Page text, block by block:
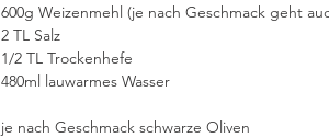
600g Weizenmehl (je nach Geschmack geht
2 TL Salz
1/2 TL Trockenhefe
480ml lauwarmes Wasser
je nach Geschmack schwarze Oliven